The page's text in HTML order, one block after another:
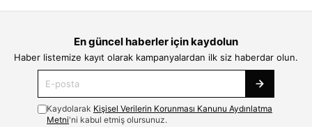
En güncel haberler için kaydolun
Haber listemize kayıt olarak kampanyalardan ilk siz haberdar olun.
Kaydolarak Kişisel Verilerin Korunması Kanunu Aydınlatma
Metni'ni kabul etmiş olursunuz.